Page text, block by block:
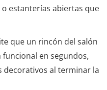
estanterías abiertas que
que un rincón del salón
en segundos,
decorativos al terminar la